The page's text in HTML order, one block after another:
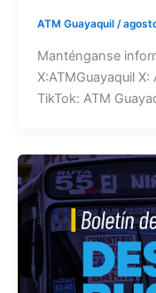
ATM Guayaquil /
Manténganse
X:ATMGuayaquil X:
TikTok: ATM